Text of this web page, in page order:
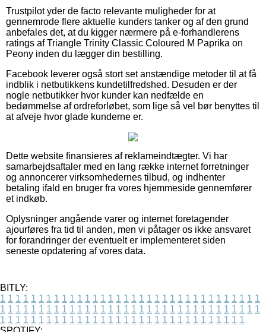
Trustpilot yder de facto relevante muligheder for at
gennemrode flere aktuelle kunders tanker og af den grund
anbefales det, at du kigger nærmere på e-forhandlerens
ratings af Triangle Trinity Classic Coloured M Paprika on
Peony inden du lægger din bestilling.
Facebook leverer også stort set anstændige metoder til at få
indblik i netbutikkens kundetilfredshed. Desuden er der
nogle netbutikker hvor kunder kan nedfælde en
bedømmelse af ordreforløbet, som lige så vel bør benyttes til
at afveje hvor glade kunderne er.
Dette website finansieres af reklameindtægter. Vi har
samarbejdsaftaler med en lang række internet forretninger
og annoncerer virksomhedernes tilbud, og indhenter
betaling ifald en bruger fra vores hjemmeside gennemfører
et indkøb.
Oplysninger angående varer og internet foretagender
ajourføres fra tid til anden, men vi påtager os ikke ansvaret
for forandringer der eventuelt er implementeret siden
seneste opdatering af vores data.
BITLY:
1 1 1 1 1 1 1 1 1 1 1 1 1 1 1 1 1 1 1 1 1 1 1 1 1 1 1 1 1 1 1 1 1 1
1 1 1 1 1 1 1 1 1 1 1 1 1 1 1 1 1 1 1 1 1 1 1 1 1 1 1 1 1 1 1 1 1 1
1 1 1 1 1 1 1 1 1 1 1 1 1 1 1 1 1 1 1 1 1 1 1 1 1 1 1 1 1 1 1 1